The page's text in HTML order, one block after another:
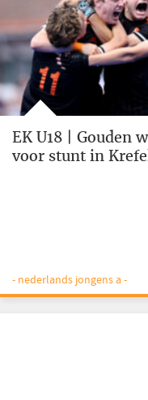
EK U18 | Gouden
voor stunt in
- nederlands jongens a -